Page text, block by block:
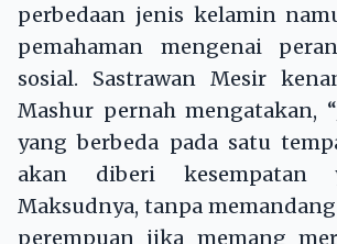
perbedaan jenis kelamin
pemahaman mengenai
sosial. Sastrawan Mesir
Mashur pernah mengatakan,
yang berbeda pada satu
akan diberi kesempatan
Maksudnya, tanpa
perempuan jika memang